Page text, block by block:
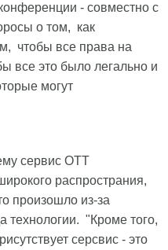
- совместно с
о том, как
чтобы все права на
все это было легально и
могут
сервис ОТТ
распространия,
произошло из-за
технологии. "Кроме того,
серсвис - это